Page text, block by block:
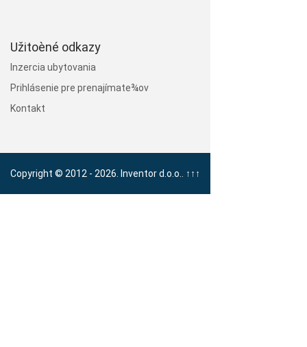
Užitoèné odkazy
Inzercia ubytovania
Prihlásenie pre prenajímate¾ov
Kontakt
Copyright © 2012 - 2026. Inventor d.o.o.. ↑↑↑